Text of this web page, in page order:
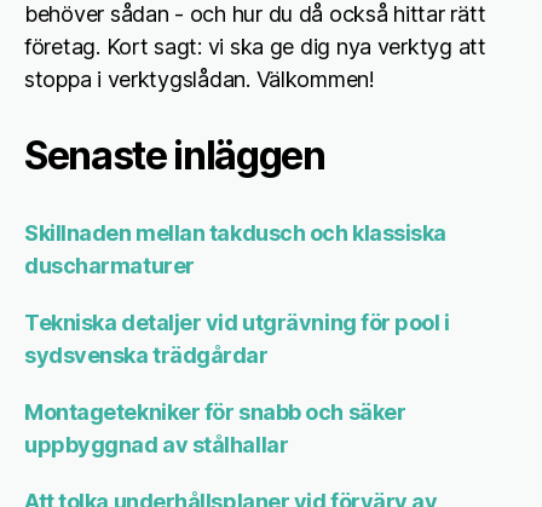
behöver sådan - och hur du då också hittar rätt
företag. Kort sagt: vi ska ge dig nya verktyg att
stoppa i verktygslådan. Välkommen!
Senaste inläggen
Skillnaden mellan takdusch och klassiska
duscharmaturer
Tekniska detaljer vid utgrävning för pool i
sydsvenska trädgårdar
Montagetekniker för snabb och säker
uppbyggnad av stålhallar